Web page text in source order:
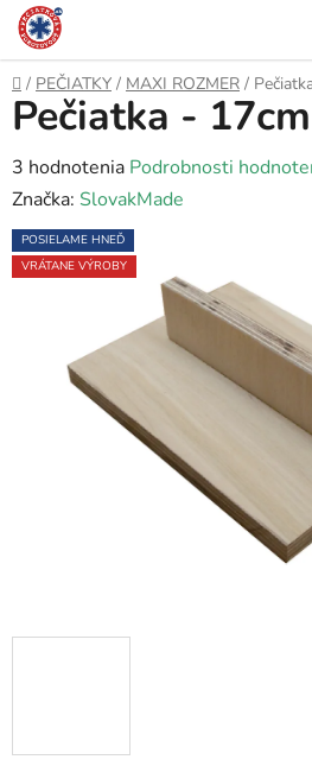
Prejsť
na
obsah
Domov
/ PEČIATKY / MAXI ROZMER /
Pečiatka -
Priemerné
hodnotenie
produktu
je
hviezdičiek.
3 hodnotenia Podrobnosti
Značka: SlovakMade
POSIELAME HNEĎ
VRÁTANE VÝROBY